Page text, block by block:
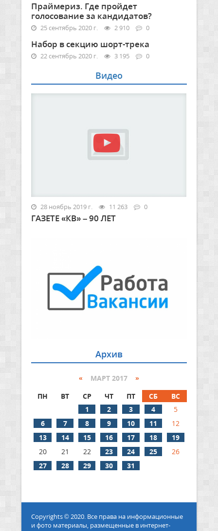
Праймериз. Где пройдет
голосование за кандидатов?
25 сентябрь 2020 г. 2 910 0
Набор в секцию шорт-трека
22 сентябрь 2020 г. 3 195 0
Видео
28 ноябрь 2019 г. 11 263 0
ГАЗЕТЕ «КВ» – 90 ЛЕТ
Архив
« МАРТ 2017 »
ПН
ВТ СР ЧТ ПТ СБ
ВС
1
2 3 4
5
6
7 8 9 10 11
12
13
14 15 16 17 18
19
20
21 22 23 24 25
26
27
28 29 30 31
Copyrights © 2020. Все права на информационные
и фото материалы, размещенные в интернет-